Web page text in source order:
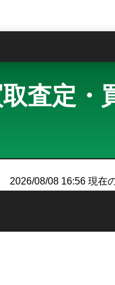
査定・
2026/08/08 16:56 現在